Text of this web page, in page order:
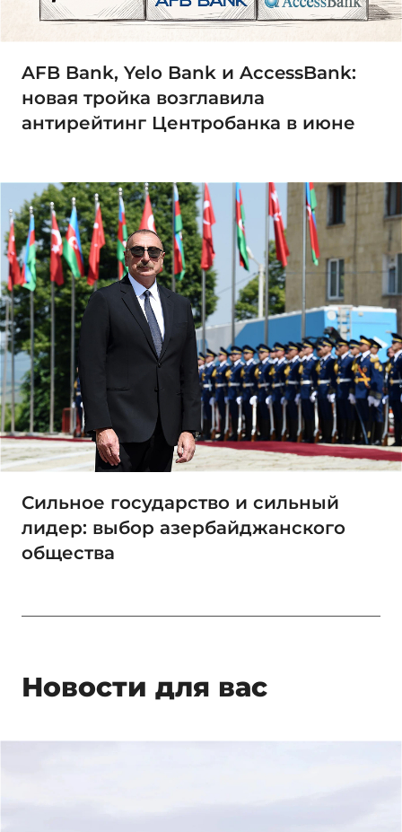
AFB Bank, Yelo Bank и AccessBank:
новая тройка возглавила
антирейтинг Центробанка в июне
Сильное государство и сильный
лидер: выбор азербайджанского
общества
Новости для вас